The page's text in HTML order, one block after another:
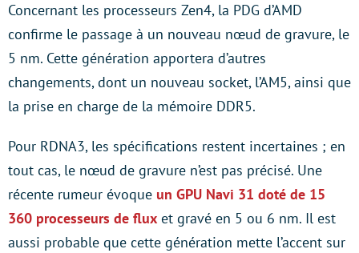
Concernant les processeurs Zen4, la PDG d’AMD
confirme le passage à un nouveau nœud de gravure, le
5 nm. Cette génération apportera d’autres
changements, dont un nouveau socket, l’AM5, ainsi que
la prise en charge de la mémoire DDR5.
Pour RDNA3, les spécifications restent incertaines ; en
tout cas, le nœud de gravure n’est pas précisé. Une
récente rumeur évoque un GPU Navi 31 doté de 15
360 processeurs de flux et gravé en 5 ou 6 nm. Il est
aussi probable que cette génération mette l’accent sur